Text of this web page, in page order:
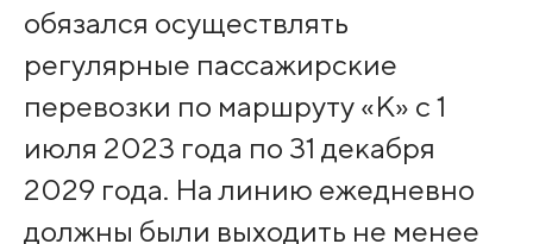
обязался осуществлять
регулярные пассажирские
перевозки по маршруту «К» с 1
июля 2023 года по 31 декабря
2029 года. На линию ежедневно
должны были выходить не менее